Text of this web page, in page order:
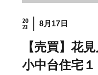
20
23
8月17日
【売買】花
小中台住宅